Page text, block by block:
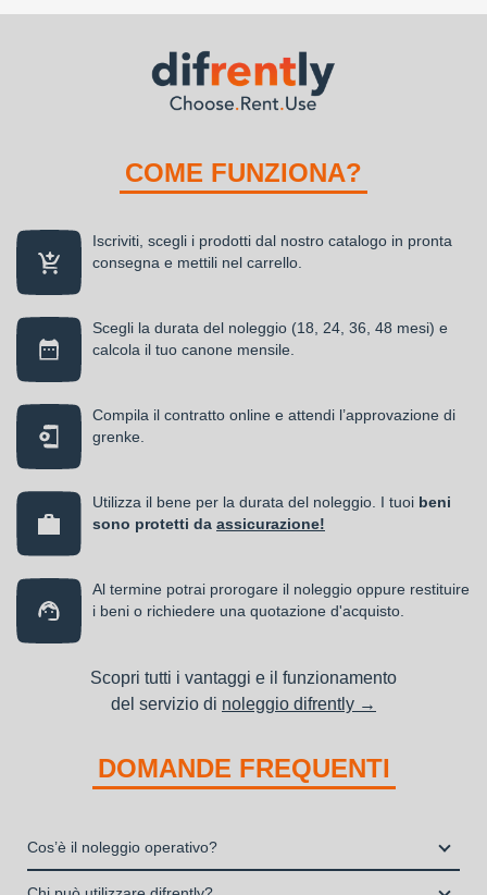
COME FUNZIONA?
Iscriviti, scegli i prodotti dal nostro catalogo in pronta
consegna e mettili nel carrello.
Scegli la durata del noleggio (18, 24, 36, 48 mesi) e
calcola il tuo canone mensile.
Compila il contratto online e attendi l’approvazione di
grenke.
Utilizza il bene per la durata del noleggio. I tuoi beni
sono protetti da assicurazione!
Al termine potrai prorogare il noleggio oppure restituire
i beni o richiedere una quotazione d'acquisto.
Scopri tutti i vantaggi e il funzionamento
del servizio di noleggio difrently →
DOMANDE FREQUENTI
Cos’è il noleggio operativo?
Il noleggio, o locazione operativa, è una soluzione che